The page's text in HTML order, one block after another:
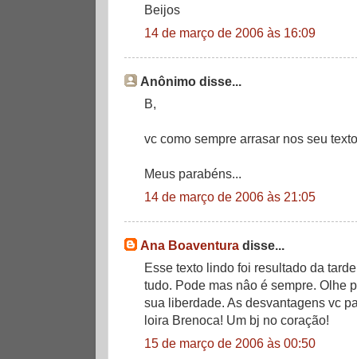
Beijos
14 de março de 2006 às 16:09
Anônimo disse...
B,
vc como sempre arrasar nos seu
Meus parabéns...
14 de março de 2006 às 21:05
Ana Boaventura disse...
Esse texto lindo foi resultado da
tudo. Pode mas nâo é sempre. Olhe
sua liberdade. As desvantagens vc
loira Brenoca! Um bj no coração!
15 de março de 2006 às 00:50